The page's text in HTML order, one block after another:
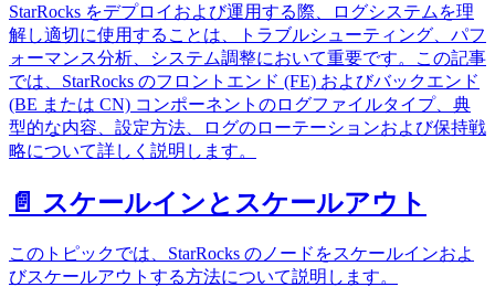
StarRocks をデプロイおよび運用する際、ログシステムを理
解し適切に使用することは、トラブルシューティング、パフ
ォーマンス分析、システム調整において重要です。この記事
では、StarRocks のフロントエンド (FE) およびバックエンド
(BE または CN) コンポーネントのログファイルタイプ、典
型的な内容、設定方法、ログのローテーションおよび保持戦
略について詳しく説明します。
📄️ スケールインとスケールアウト
このトピックでは、StarRocks のノードをスケールインおよ
びスケールアウトする方法について説明します。